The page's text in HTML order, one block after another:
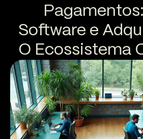
Software e
O Ecossistema